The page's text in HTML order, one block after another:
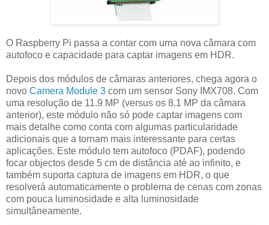
O Raspberry Pi passa a contar com uma nova câmara com
autofoco e capacidade para captar imagens em HDR.
Depois dos módulos de câmaras anteriores, chega agora o
novo Camera Module 3 com um sensor Sony IMX708. Com
uma resolução de 11.9 MP (versus os 8.1 MP da câmara
anterior), este módulo não só pode captar imagens com
mais detalhe como conta com algumas particularidade
adicionais que a tornam mais interessante para certas
aplicações. Este módulo tem autofoco (PDAF), podendo
focar objectos desde 5 cm de distância até ao infinito, e
também suporta captura de imagens em HDR, o que
resolverá automaticamente o problema de cenas com zonas
com pouca luminosidade e alta luminosidade
simultâneamente.